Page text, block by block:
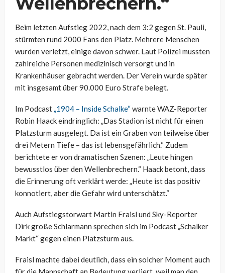
Beim letzten Aufstieg 2022, nach dem 3:2 gegen St. Pauli,
stürmten rund 2000 Fans den Platz. Mehrere Menschen
wurden verletzt, einige davon schwer. Laut Polizei mussten
zahlreiche Personen medizinisch versorgt und in
Krankenhäuser gebracht werden. Der Verein wurde später
mit insgesamt über 90.000 Euro Strafe belegt.
Im Podcast„1904 – Inside Schalke“warnte WAZ-Reporter
Robin Haack eindringlich: „Das Stadion ist nicht für einen
Platzsturm ausgelegt. Da ist ein Graben von teilweise über
drei Metern Tiefe – das ist lebensgefährlich.“ Zudem
berichtete er von dramatischen Szenen: „Leute hingen
bewusstlos über den Wellenbrechern.“ Haack betont, dass
die Erinnerung oft verklärt werde: „Heute ist das positiv
konnotiert, aber die Gefahr wird unterschätzt.“
Auch Aufstiegstorwart Martin Fraisl und Sky-Reporter
Dirk große Schlarmann sprechen sich im Podcast „Schalker
Markt“ gegen einen Platzsturm aus.
Fraisl machte dabei deutlich, dass ein solcher Moment auch